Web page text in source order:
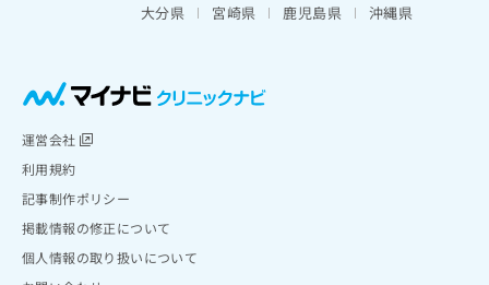
大分県
宮崎県 鹿児島県 沖縄県
運営会社
利用規約
記事制作ポリシー
掲載情報の修正について
個人情報の取り扱いについて